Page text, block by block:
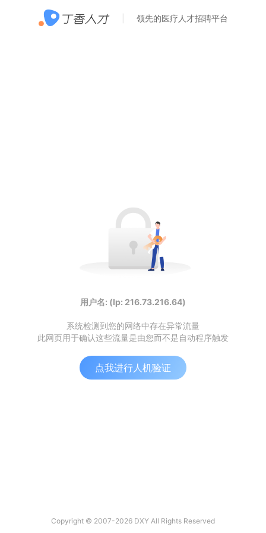
领先的医疗人才招聘平台
用户名: (Ip: 216.73.216.64)
系统检测到您的网络中存在异常流量
此网页用于确认这些流量是由您而不是自动程序触发
点我进行人机验证
Copyright © 2007-2026 DXY All Rights Reserved